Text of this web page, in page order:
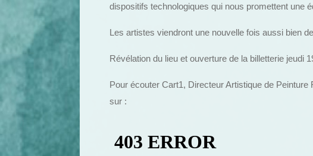
dispositifs technologiques qui nous promettent une
Les artistes viendront une nouvelle fois aussi bien
Révélation du lieu et ouverture de la billetterie jeudi
Pour écouter Cart1, Directeur Artistique de
sur :